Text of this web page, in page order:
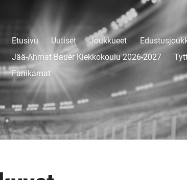
Etusivu Uutiset Joukkueet
Jää-Ahmat Bauer Kiekkokoulu 2026-2027
Fanikamat